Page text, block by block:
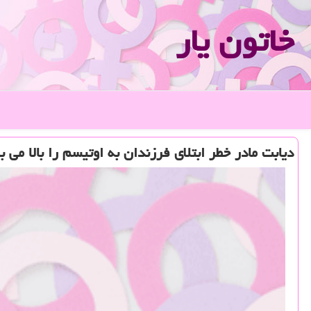
خاتون یار
دیابت مادر خطر ابتلای فرزندان به اوتیسم را بالا می